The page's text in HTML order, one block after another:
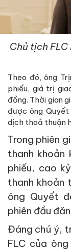
Chủ tịch
Theo đó, ông
phiếu, giá trị
đồng. Thời gian
được ông
dịch thoả thuận
Trong phiên
thanh khoản
phiếu, cao
thanh khoản
ông Quyết
phiên đầu
Đáng chú ý,
FLC của